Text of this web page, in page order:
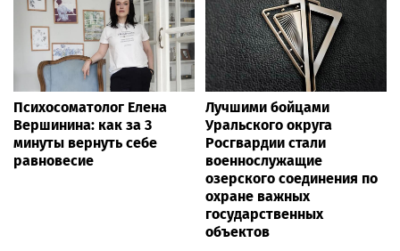
Психосоматолог Елена
Вершинина: как за 3
минуты вернуть себе
равновесие
Лучшими бойцами
Уральского округа
Росгвардии стали
военнослужащие
озерского соединения по
охране важных
государственных
объектов